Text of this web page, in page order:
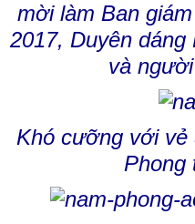
mời làm Ban
2017, Duyên
và
Khó cưỡng với vẻ
Phong